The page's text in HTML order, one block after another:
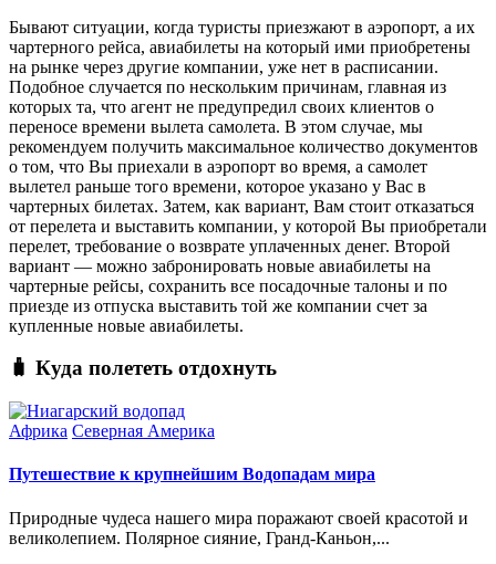
Бывают ситуации, когда туристы приезжают в аэропорт, а их
чартерного рейса, авиабилеты на который ими приобретены
на рынке через другие компании, уже нет в расписании.
Подобное случается по нескольким причинам, главная из
которых та, что агент не предупредил своих клиентов о
переносе времени вылета самолета. В этом случае, мы
рекомендуем получить максимальное количество документов
о том, что Вы приехали в аэропорт во время, а самолет
вылетел раньше того времени, которое указано у Вас в
чартерных билетах. Затем, как вариант, Вам стоит отказаться
от перелета и выставить компании, у которой Вы приобретали
перелет, требование о возврате уплаченных денег. Второй
вариант — можно забронировать новые авиабилеты на
чартерные рейсы, сохранить все посадочные талоны и по
приезде из отпуска выставить той же компании счет за
купленные новые авиабилеты.
🧳 Куда полететь отдохнуть
Африка Северная Америка
Путешествие к крупнейшим Водопадам мира
Природные чудеса нашего мира поражают своей красотой и
великолепием. Полярное сияние, Гранд-Каньон,...